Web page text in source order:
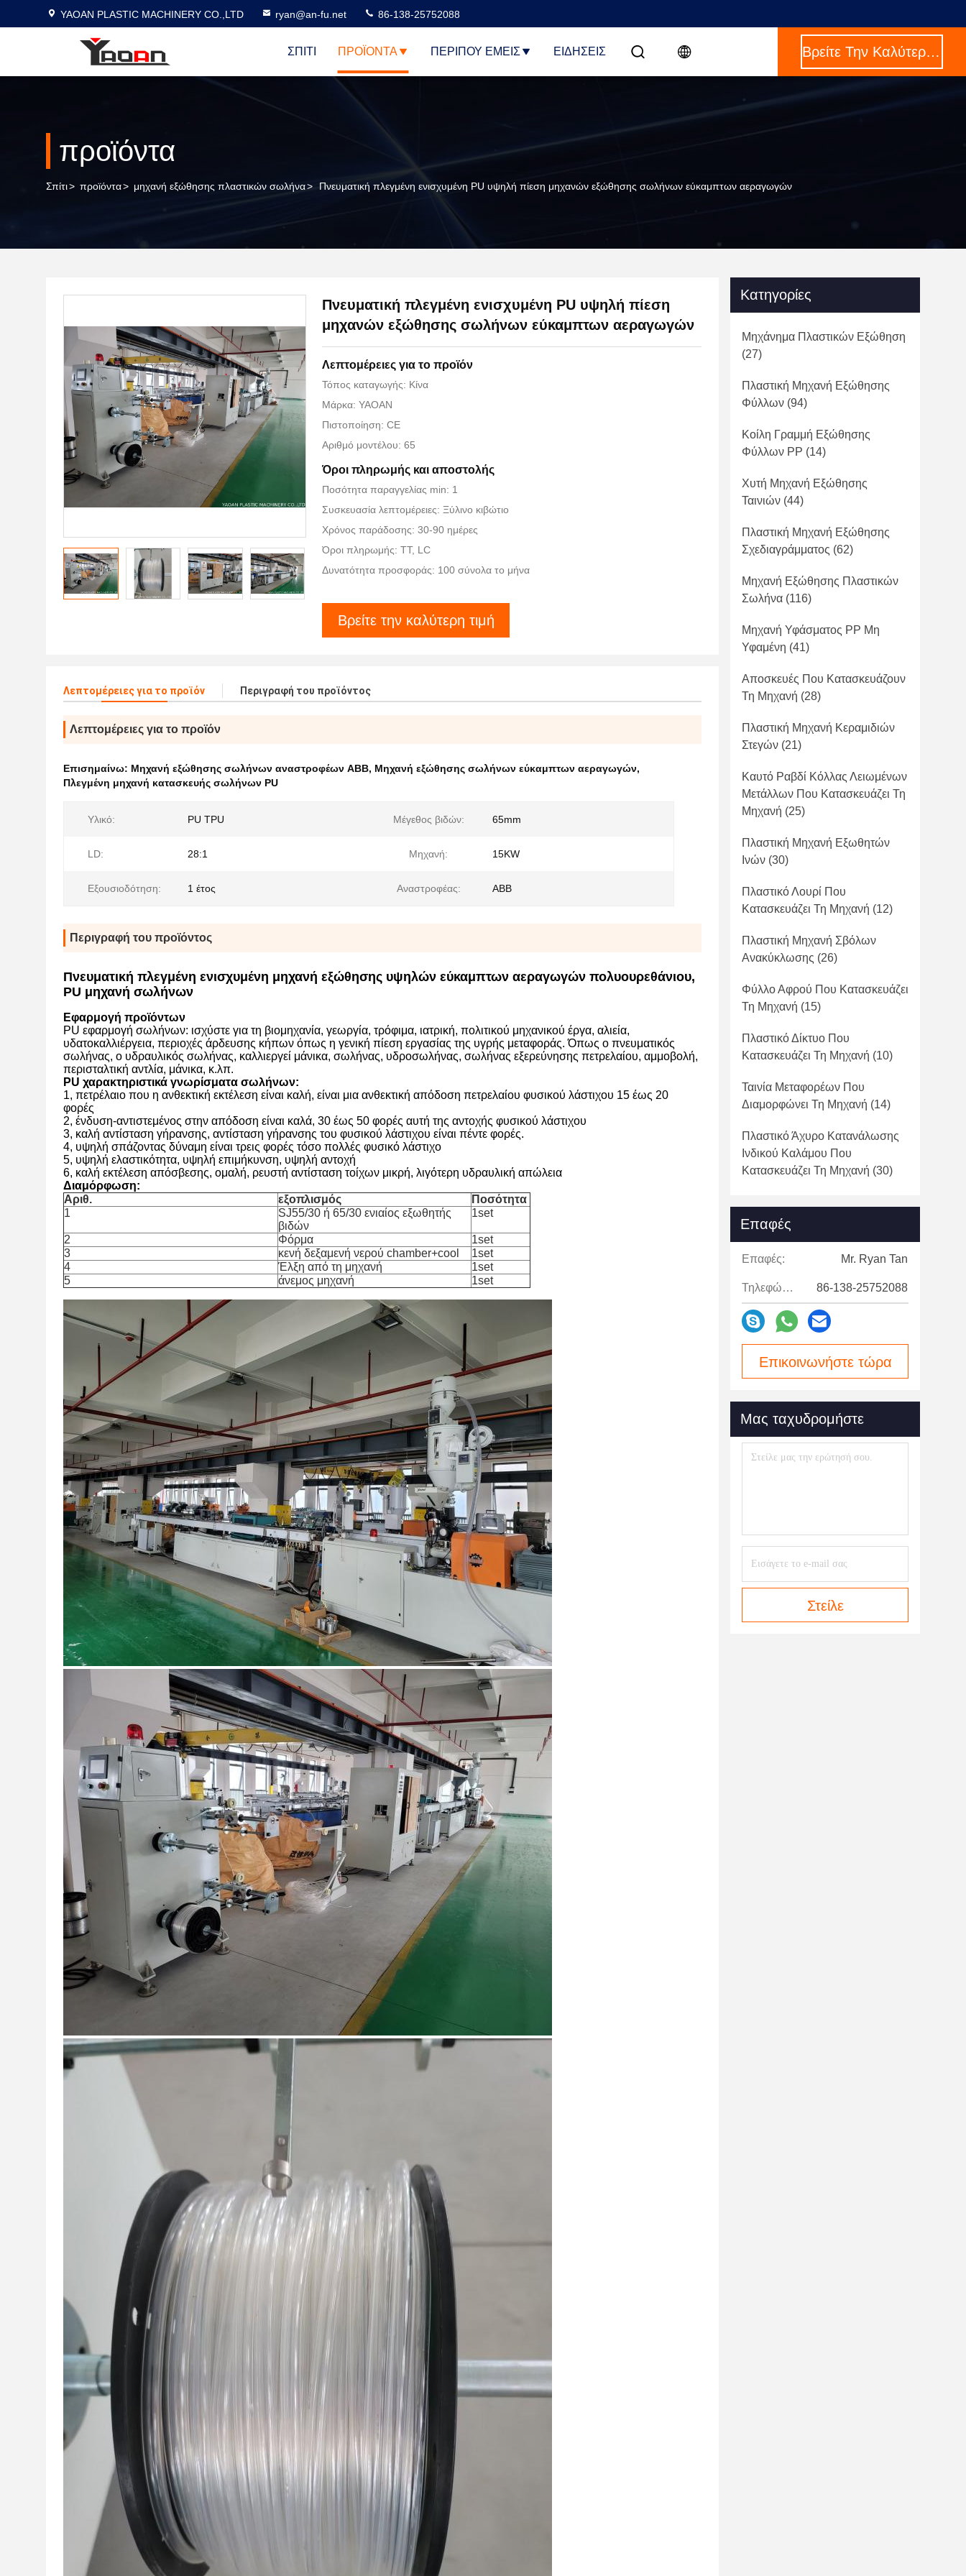
YAOAN PLASTIC MACHINERY CO.,LTD ryan@an-fu.net 86-138-25752088
ΣΠΊΤΙ ΠΡΟΪΌΝΤΑ ΠΕΡΊΠΟΥ ΕΜΕΊΣ ΕΙΔΗΣΕΙΣ Βρείτε Την Καλύτερη Τιμή
προϊόντα
Σπίτι> προϊόντα> μηχανή εξώθησης πλαστικών σωλήνα> Πνευματική πλεγμένη ενισχυμένη PU υψηλή πίεση μηχανών εξώθησης σωλήνων εύκαμπτων αεραγωγών
Πνευματική πλεγμένη ενισχυμένη PU υψηλή πίεση
μηχανών εξώθησης σωλήνων εύκαμπτων αεραγωγών
Λεπτομέρειες για το προϊόν
Τόπος καταγωγής: Κίνα
Μάρκα: YAOAN
Πιστοποίηση: CE
Αριθμό μοντέλου: 65
Όροι πληρωμής και αποστολής
Ποσότητα παραγγελίας min: 1
Συσκευασία λεπτομέρειες: Ξύλινο κιβώτιο
Χρόνος παράδοσης: 30-90 ημέρες
Όροι πληρωμής: TT, LC
Δυνατότητα προσφοράς: 100 σύνολα το μήνα
Βρείτε την καλύτερη τιμή
Λεπτομέρειες για το προϊόν Περιγραφή του προϊόντος
Λεπτομέρειες για το προϊόν
Επισημαίνω: Μηχανή εξώθησης σωλήνων αναστροφέων ABB, Μηχανή εξώθησης σωλήνων εύκαμπτων αεραγωγών,
Πλεγμένη μηχανή κατασκευής σωλήνων PU
Υλικό: PU TPU Μέγεθος βιδών: 65mm
LD: 28:1 Μηχανή: 15KW
Εξουσιοδότηση: 1 έτος Αναστροφέας: ABB
Περιγραφή του προϊόντος
Πνευματική πλεγμένη ενισχυμένη μηχανή εξώθησης υψηλών εύκαμπτων αεραγωγών πολυουρεθάνιου,
PU μηχανή σωλήνων
Εφαρμογή προϊόντων
PU εφαρμογή σωλήνων: ισχύστε για τη βιομηχανία, γεωργία, τρόφιμα, ιατρική, πολιτικού μηχανικού έργα, αλιεία,
υδατοκαλλιέργεια, περιοχές άρδευσης κήπων όπως η γενική πίεση εργασίας της υγρής μεταφοράς. Όπως ο πνευματικός
σωλήνας, ο υδραυλικός σωλήνας, καλλιεργεί μάνικα, σωλήνας, υδροσωλήνας, σωλήνας εξερεύνησης πετρελαίου, αμμοβολή,
περισταλτική αντλία, μάνικα, κ.λπ.
PU χαρακτηριστικά γνωρίσματα σωλήνων:
1, πετρέλαιο που η ανθεκτική εκτέλεση είναι καλή, είναι μια ανθεκτική απόδοση πετρελαίου φυσικού λάστιχου 15 έως 20
φορές
2, ένδυση-αντιστεμένος στην απόδοση είναι καλά, 30 έως 50 φορές αυτή της αντοχής φυσικού λάστιχου
3, καλή αντίσταση γήρανσης, αντίσταση γήρανσης του φυσικού λάστιχου είναι πέντε φορές.
4, υψηλή σπάζοντας δύναμη είναι τρεις φορές τόσο πολλές φυσικό λάστιχο
5, υψηλή ελαστικότητα, υψηλή επιμήκυνση, υψηλή αντοχή
6, καλή εκτέλεση απόσβεσης, ομαλή, ρευστή αντίσταση τοίχων μικρή, λιγότερη υδραυλική απώλεια
Διαμόρφωση:
Αριθ.
εξοπλισμός
Ποσότητα
1
SJ55/30 ή 65/30 ενιαίος εξωθητής
βιδών
1set
2 Φόρμα
1set
3
κενή δεξαμενή νερού chamber+cool
1set
4
Έλξη από τη μηχανή
1set
5
άνεμος μηχανή 1set
Κατηγορίες
Μηχάνημα Πλαστικών Εξώθηση
(27)
Πλαστική Μηχανή Εξώθησης
Φύλλων (94)
Κοίλη Γραμμή Εξώθησης
Φύλλων PP (14)
Χυτή Μηχανή Εξώθησης
Ταινιών (44)
Πλαστική Μηχανή Εξώθησης
Σχεδιαγράμματος (62)
Μηχανή Εξώθησης Πλαστικών
Σωλήνα (116)
Μηχανή Υφάσματος PP Μη
Υφαμένη (41)
Αποσκευές Που Κατασκευάζουν
Τη Μηχανή (28)
Πλαστική Μηχανή Κεραμιδιών
Στεγών (21)
Καυτό Ραβδί Κόλλας Λειωμένων
Μετάλλων Που Κατασκευάζει Τη
Μηχανή (25)
Πλαστική Μηχανή Εξωθητών
Ινών (30)
Πλαστικό Λουρί Που
Κατασκευάζει Τη Μηχανή (12)
Πλαστική Μηχανή Σβόλων
Ανακύκλωσης (26)
Φύλλο Αφρού Που Κατασκευάζει
Τη Μηχανή (15)
Πλαστικό Δίκτυο Που
Κατασκευάζει Τη Μηχανή (10)
Ταινία Μεταφορέων Που
Διαμορφώνει Τη Μηχανή (14)
Πλαστικό Άχυρο Κατανάλωσης
Ινδικού Καλάμου Που
Κατασκευάζει Τη Μηχανή (30)
Επαφές
Επαφές: Mr. Ryan Tan
Τηλεφώνημα: 86-138-25752088
Επικοινωνήστε τώρα
Μας ταχυδρομήστε
Στείλε